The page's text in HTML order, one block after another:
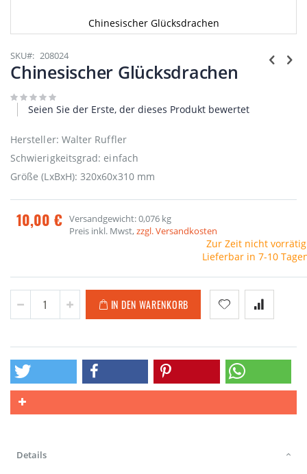
Chinesischer Glücksdrachen
Anfang
der
Bildgalerie
SKU 208024
Chinesischer Glücksdrachen
Seien Sie der Erste, der dieses Produkt bewertet
Hersteller: Walter Ruffler
Schwierigkeitsgrad: einfach
Größe (LxBxH): 320x60x310 mm
10,00 € Versandgewicht: 0,076 kg
Preis inkl. Mwst,zzgl. Versandkosten
Zur Zeit nicht
Lieferbar in 7-10
IN DEN WARENKORB
Details